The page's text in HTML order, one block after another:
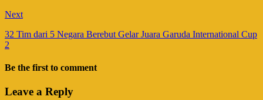
Next
32 Tim dari 5 Negara Berebut Gelar Juara Garuda International Cup
2
Be the first to comment
Leave a Reply